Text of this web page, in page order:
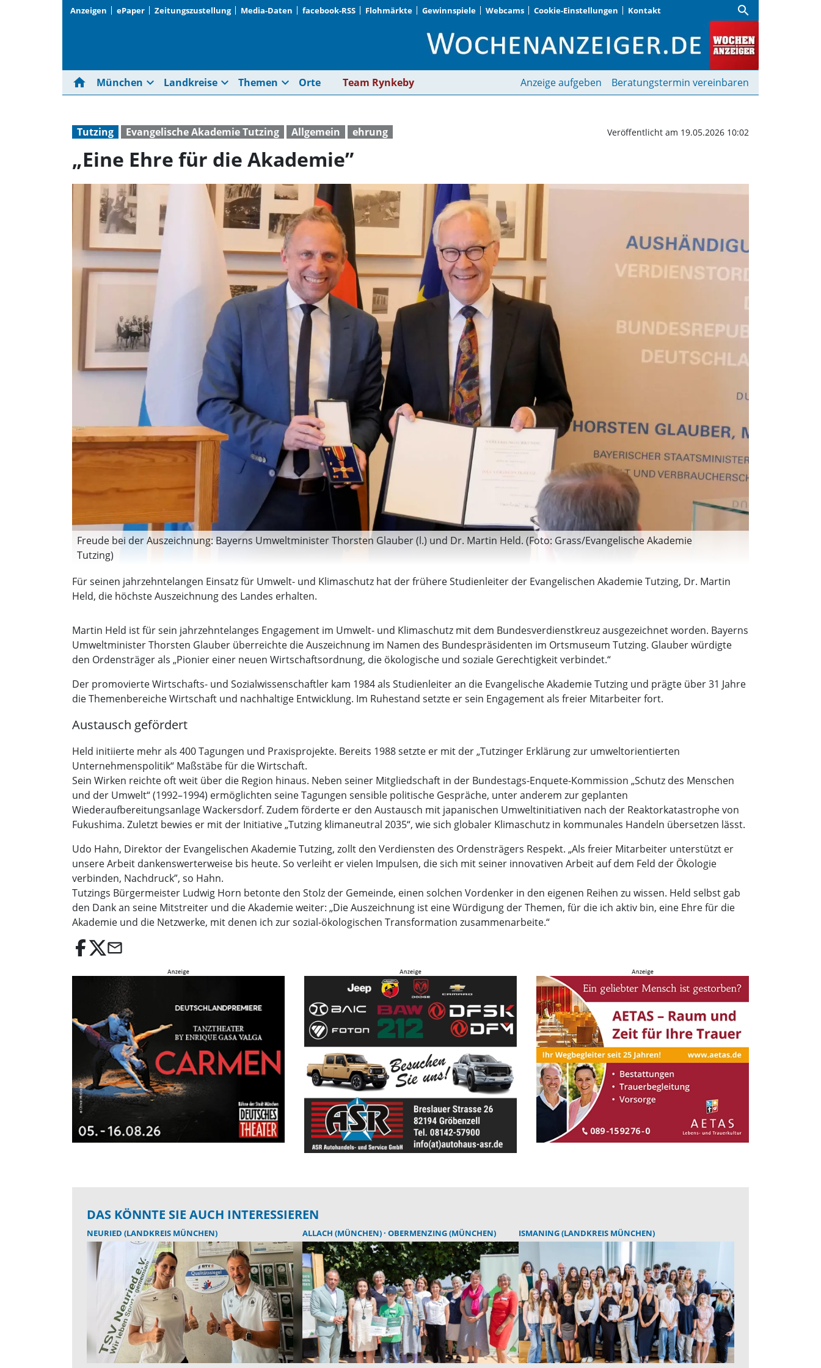
Anzeigen ePaper Zeitungszustellung Media-Daten facebook-RSS Flohmärkte Gewinnspiele Webcams Cookie-Einstellungen Kontakt search
„Eine Ehre für die Akademie” |
home München expand_more Landkreise expand_more Themen expand_more Orte Team Rynkeby Anzeige aufgeben Beratungstermin vereinbaren
Tutzing Evangelische Akademie Tutzing Allgemein ehrung Veröffentlicht am 19.05.2026 10:02
„Eine Ehre für die Akademie”
Freude bei der Auszeichnung: Bayerns Umweltminister Thorsten Glauber (l.) und Dr. Martin Held. (Foto: Grass/Evangelische Akademie
Tutzing)
Für seinen jahrzehntelangen Einsatz für Umwelt- und Klimaschutz hat der frühere Studienleiter der Evangelischen Akademie Tutzing, Dr. Martin
Held, die höchste Auszeichnung des Landes erhalten.
Martin Held ist für sein jahrzehntelanges Engagement im Umwelt- und Klimaschutz mit dem Bundesverdienstkreuz ausgezeichnet worden. Bayerns
Umweltminister Thorsten Glauber überreichte die Auszeichnung im Namen des Bundespräsidenten im Ortsmuseum Tutzing. Glauber würdigte
den Ordensträger als „Pionier einer neuen Wirtschaftsordnung, die ökologische und soziale Gerechtigkeit verbindet.“
Der promovierte Wirtschafts- und Sozialwissenschaftler kam 1984 als Studienleiter an die Evangelische Akademie Tutzing und prägte über 31 Jahre
die Themenbereiche Wirtschaft und nachhaltige Entwicklung. Im Ruhestand setzte er sein Engagement als freier Mitarbeiter fort.
Austausch gefördert
Held initiierte mehr als 400 Tagungen und Praxisprojekte. Bereits 1988 setzte er mit der „Tutzinger Erklärung zur umweltorientierten
Unternehmenspolitik“ Maßstäbe für die Wirtschaft.
Sein Wirken reichte oft weit über die Region hinaus. Neben seiner Mitgliedschaft in der Bundestags-Enquete-Kommission „Schutz des Menschen
und der Umwelt“ (1992–1994) ermöglichten seine Tagungen sensible politische Gespräche, unter anderem zur geplanten
Wiederaufbereitungsanlage Wackersdorf. Zudem förderte er den Austausch mit japanischen Umweltinitiativen nach der Reaktorkatastrophe von
Fukushima. Zuletzt bewies er mit der Initiative „Tutzing klimaneutral 2035“, wie sich globaler Klimaschutz in kommunales Handeln übersetzen lässt.
Udo Hahn, Direktor der Evangelischen Akademie Tutzing, zollt den Verdiensten des Ordensträgers Respekt. „Als freier Mitarbeiter unterstützt er
unsere Arbeit dankenswerterweise bis heute. So verleiht er vielen Impulsen, die sich mit seiner innovativen Arbeit auf dem Feld der Ökologie
verbinden, Nachdruck”, so Hahn.
Tutzings Bürgermeister Ludwig Horn betonte den Stolz der Gemeinde, einen solchen Vordenker in den eigenen Reihen zu wissen. Held selbst gab
den Dank an seine Mitstreiter und die Akademie weiter: „Die Auszeichnung ist eine Würdigung der Themen, für die ich aktiv bin, eine Ehre für die
Akademie und die Netzwerke, mit denen ich zur sozial-ökologischen Transformation zusammenarbeite.“
email
DAS KÖNNTE SIE AUCH INTERESSIEREN
NEURIED (LANDKREIS MÜNCHEN) ALLACH (MÜNCHEN) OBERMENZING (MÜNCHEN) ISMANING (LANDKREIS MÜNCHEN)